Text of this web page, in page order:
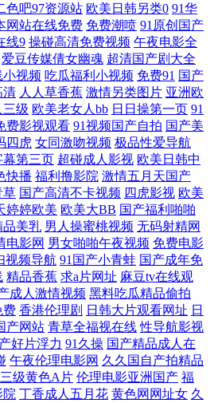
伦理影院 91探花黑丝在线 91人草 91福利
av无码 亚洲色第一页人妻女 午夜成人精品
本啊v在线播放 内射校园大片 欧美超碰精
久久精品人妻 国产乱精品一区 白丝中出在
精品久久福利 日韩欧美A视频 亚洲天堂精
一本道色老头 日韩欧美在线综合网 91Av福
观看 91超碰在线五月 成人网站免费看片91
娘扩肛 在线观看国产成人 91啦操全 91另
美女片黄观看软件 91看片成人版 91杜区福
h网 伊人肏屄 91导航在线观看网站入口 91
色吧97资源站 欧美日韩另类0 91华
网站在线免费 免费潮喷 91原创国产
线9 操碰高清免费视频 午夜电影全
爱豆传媒倩女幽魂 超清国产剧大全
小视频 吃瓜福利小视频 免费91 国产
清 人人草香蕉 激情另类图片 亚洲欧
三级 欧美老女人bb 日日操第一页 91
费影视观看 91视频国产自拍 国产美
四虎 女同激吻视频 极品性爱导航
幕第三页 超碰成人影视 欧美日韩中
快播 福利撸影院 激情五月天国产
草 国产高清不卡视频 四虎影视 欧美
婷婷欧美 欧美大BB 国产福利啪啪
品美乳 男人操蜜桃视频 无码射精网
电影网 男女啪啪午夜视频 免费电影
视频导航 91国产小青蛙 国产成年免
精品香蕉 求a片网址 麻豆tv在线观
成人激情视频 黑料吃瓜精品偷拍
费 香港伦理剧 日韩大片观看网址 日
产网站 青草全福视在线 性导航影视
好片浮力 91久操 国产精品成人在
午夜伦理电影网 久久国自产拍精品
级黄色A片 伦理电影亚洲国产 福
院 丁香成人五月花 黄色网网址女 久